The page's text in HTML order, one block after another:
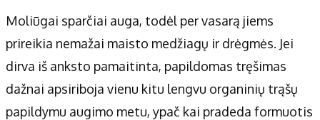
Moliūgai sparčiai auga, todėl per vasarą jiems
prireikia nemažai maisto medžiagų ir drėgmės. Jei
dirva iš anksto pamaitinta, papildomas tręšimas
dažnai apsiriboja vienu kitu lengvu organinių trąšų
papildymu augimo metu, ypač kai pradeda formuotis